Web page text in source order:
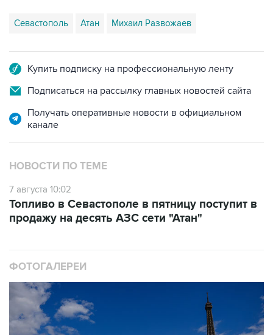
Севастополь Атан Михаил Развожаев
Купить подписку на профессиональную ленту
Подписаться на рассылку главных новостей сайта
Получать оперативные новости в официальном
канале
НОВОСТИ ПО ТЕМЕ
7 августа 10:02
Топливо в Севастополе в пятницу поступит в
продажу на десять АЗС сети "Атан"
ФОТОГАЛЕРЕИ